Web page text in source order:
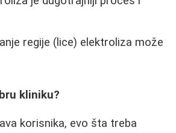
regije (lice) elektroliza može
kliniku?
korisnika, evo šta treba